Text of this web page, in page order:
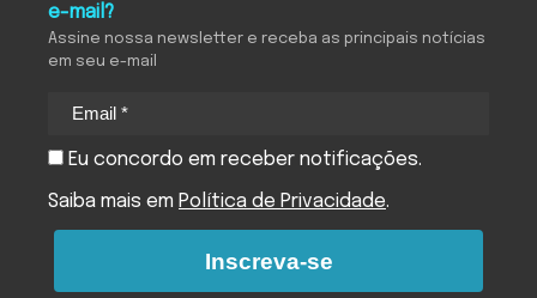
e-mail?
Assine nossa newsletter e receba as principais notícias
em seu e-mail
Eu concordo em receber notificações.
Saiba mais em Política de Privacidade.
Inscreva-se